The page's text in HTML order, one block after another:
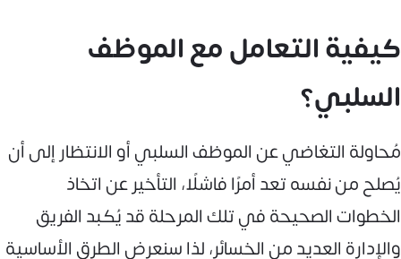
كيفية التعامل مع الموظف
السلبي؟
مُحاولة التغاضي عن الموظف السلبي أو الانتظار إلى أن
يُصلح من نفسه تعد أمرًا فاشلًا، التأخير عن اتخاذ
الخطوات الصحيحة في تلك المرحلة قد يُكبد الفريق
والإدارة العديد من الخسائر، لذا سنعرض الطرق الأساسية